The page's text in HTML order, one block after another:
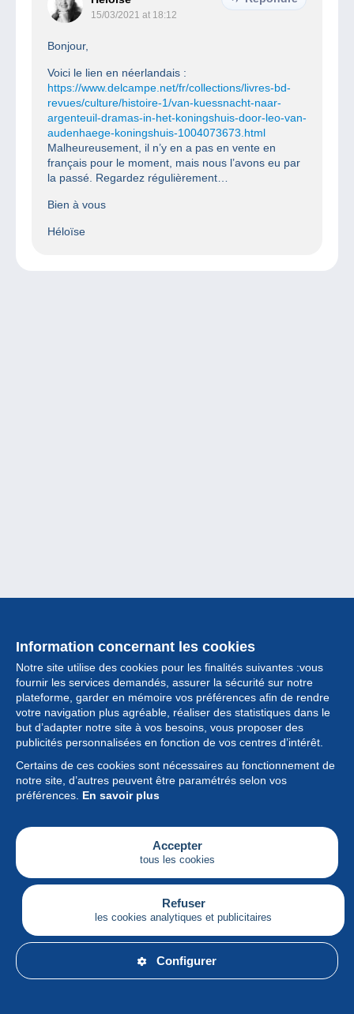
15/03/2021 at 18:12
Bonjour,
Voici le lien en néerlandais :
https://www.delcampe.net/fr/collections/livres-bd-
revues/culture/histoire-1/van-kuessnacht-naar-
argenteuil-dramas-in-het-koningshuis-door-leo-van-
audenhaege-koningshuis-1004073673.html
Malheureusement, il n’y en a pas en vente en
français pour le moment, mais nous l’avons eu par
la passé. Regardez régulièrement…
Bien à vous
Héloïse
Information concernant les cookies
Notre site utilise des cookies pour les finalités suivantes :vous
fournir les services demandés, assurer la sécurité sur notre
plateforme, garder en mémoire vos préférences afin de rendre
votre navigation plus agréable, réaliser des statistiques dans le
but d’adapter notre site à vos besoins, vous proposer des
publicités personnalisées en fonction de vos centres d’intérêt.
Certains de ces cookies sont nécessaires au fonctionnement de
notre site, d’autres peuvent être paramétrés selon vos
préférences. En savoir plus
Accepter
tous les cookies
Refuser
les cookies analytiques et publicitaires
Configurer
Collection
Actualités
Fonctionnalités
Société
Services
Articles
Français
© Delcampe International srl - Tous droits réservés.